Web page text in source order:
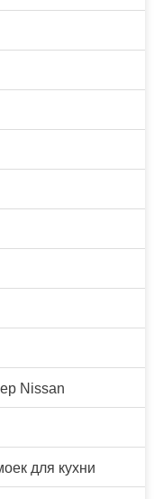
Nissan
для кухни